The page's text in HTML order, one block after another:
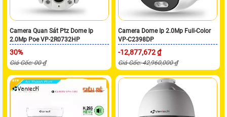
Camera Quan Sát Ptz Dome Ip
2.0Mp Poe VP-2R0732HP
30%
Giá Gốc: 00 ₫
Camera Dome Ip 2.0Mp Full-Color
VP-C2398DP
-12,877,672 ₫
Giá Gốc: 42,960,000 ₫